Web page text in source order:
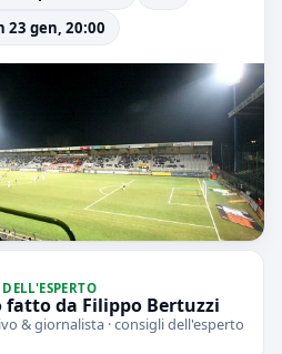
23 gen, 20:00
fatto da Filippo Bertuzzi
& giornalista · consigli dell'esperto